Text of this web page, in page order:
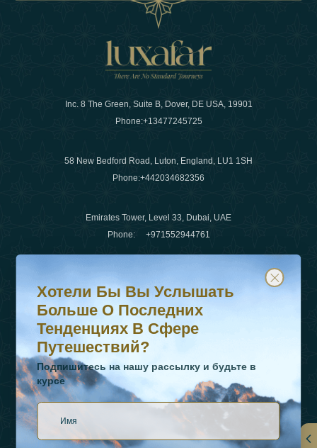
Inc. 8 The Green, Suite B, Dover, DE USA, 19901
Phone:+13477245725
58 New Bedford Road, Luton, England, LU1 1SH
Phone:+442034682356
Emirates Tower, Level 33, Dubai, UAE
Phone: +971552944761
WhatsApp Нет :+442034682356
+971552944761
Хотели бы вы услышать больше о последних
Подпишитесь на нашу рассылку и будьте в курсе
Хотели Бы Вы Услышать
Больше О Последних
Тенденциях В Сфере
Путешествий?
Подпишитесь на нашу рассылку и будьте в
курсе